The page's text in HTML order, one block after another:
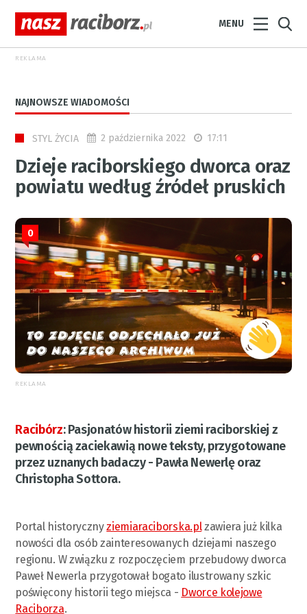
MENU
REKLAMA
NAJNOWSZE WIADOMOŚCI
STYL ŻYCIA 2 października 2022 17:11
Dzieje raciborskiego dworca oraz
powiatu według źródeł pruskich
0
REKLAMA
Racibórz:Pasjonatów historii ziemi raciborskiej z
pewnością zaciekawią nowe teksty, przygotowane
przez uznanych badaczy - Pawła Newerlę oraz
Christopha Sottora.
Portal historycznyziemiaraciborska.plzawiera już kilka
nowości dla osób zainteresowanych dziejami naszego
regionu. W związku z rozpoczęciem przebudowy dworca
Paweł Newerla przygotował bogato ilustrowany szkic
poświęcony historii tego miejsca - Dworce kolejowe
Raciborza.